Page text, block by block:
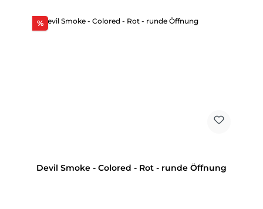
%Rabatt
Devil Smoke - Colored - Rot - runde Öffnung